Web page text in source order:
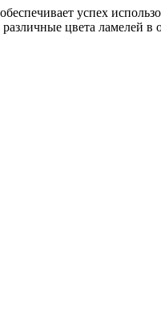
успех
цвета ламелей в